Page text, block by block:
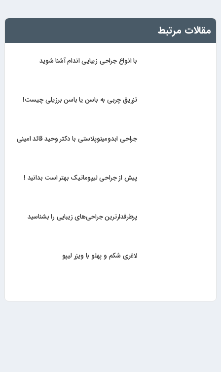
مقالات مرتبط
با انواع جراحی زیبایی اندام آشنا شوید
تزریق چربی به باسن یا باسن برزیلی چیست!
جراحی ابدومینوپلاستی با دکتر وحید قائد امینی
پیش از جراحی لیپوماتیک بهتر است بدانید !
پرطرفدارترین جراحی‌های زیبایی را بشناسید
لاغری شکم و پهلو با ویزر لیپو